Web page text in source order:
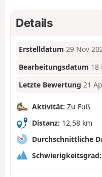
Details
Erstelldatum 29 Nov
Bearbeitungsdatum 18
Letzte Bewertung 21
Aktivität: Zu Fuß
Distanz: 12,58 km
Durchschnittliche
Schwierigkeitsgrad: